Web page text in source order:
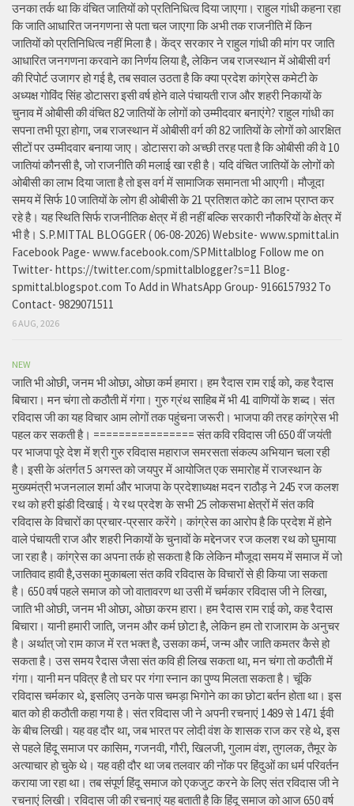
उनका तर्क था कि वंचित जातियों को प्रतिनिधित्व दिया जाएगा। राहुल गांधी कहना रहा
कि जाति आधारित जनगणना से पता चल जाएगा कि अभी तक राजनीति में किन
जातियों को प्रतिनिधित्व नहीं मिला है। केंद्र सरकार ने राहुल गांधी की मांग पर जाति
आधारित जनगणना करवाने का निर्णय लिया है, लेकिन जब राजस्थान में ओबीसी वर्ग
की रिपोर्ट उजागर हो गई है, तब सवाल उठता है कि क्या प्रदेश कांग्रेस कमेटी के
अध्यक्ष गोविंद सिंह डोटासरा इसी वर्ष होने वाले पंचायती राज और शहरी निकायों के
चुनाव में ओबीसी की वंचित 82 जातियों के लोगों को उम्मीदवार बनाएंगे? राहुल गांधी का
सपना तभी पूरा होगा, जब राजस्थान में ओबीसी वर्ग की 82 जातियों के लोगों को आरक्षित
सीटों पर उम्मीदवार बनाया जाए। डोटासरा को अच्छी तरह पता है कि ओबीसी की वे 10
जातियां कौनसी है, जो राजनीति की मलाई खा रही है। यदि वंचित जातियों के लोगों को
ओबीसी का लाभ दिया जाता है तो इस वर्ग में सामाजिक समानता भी आएगी। मौजूदा
समय में सिर्फ 10 जातियों के लोग ही ओबीसी के 21 प्रतिशत कोटे का लाभ प्राप्त कर
रहे है। यह स्थिति सिर्फ राजनीतिक क्षेत्र में ही नहीं बल्कि सरकारी नौकरियों के क्षेत्र में
भी है। S.P.MITTAL BLOGGER ( 06-08-2026) Website- www.spmittal.in
Facebook Page- www.facebook.com/SPMittalblog Follow me on
Twitter- https://twitter.com/spmittalblogger?s=11 Blog-
spmittal.blogspot.com To Add in WhatsApp Group- 9166157932 To
Contact- 9829071511
6 AUG, 2026
NEW
जाति भी ओछी, जनम भी ओछा, ओछा कर्म हमारा। हम रैदास राम राई को, कह रैदास
बिचारा। मन चंगा तो कठौती में गंगा। गुरु ग्रंथ साहिब में भी 41 वाणियों के शब्द। संत
रविदास जी का यह विचार आम लोगों तक पहुंचना जरूरी। भाजपा की तरह कांग्रेस भी
पहल कर सकती है। ================ संत कवि रविदास जी 650 वीं जयंती
पर भाजपा पूरे देश में श्री गुरु रविदास महाराज समरसता संकल्प अभियान चला रही
है। इसी के अंतर्गत 5 अगस्त को जयपुर में आयोजित एक समारोह में राजस्थान के
मुख्यमंत्री भजनलाल शर्मा और भाजपा के प्रदेशाध्यक्ष मदन राठौड़ ने 245 रज कलश
रथ को हरी झंडी दिखाई। ये रथ प्रदेश के सभी 25 लोकसभा क्षेत्रों में संत कवि
रविदास के विचारों का प्रचार-प्रसार करेंगे। कांग्रेस का आरोप है कि प्रदेश में होने
वाले पंचायती राज और शहरी निकायों के चुनावों के मद्देनजर रज कलश रथ को घुमाया
जा रहा है। कांग्रेस का अपना तर्क हो सकता है कि लेकिन मौजूदा समय में समाज में जो
जातिवाद हावी है,उसका मुकाबला संत कवि रविदास के विचारों से ही किया जा सकता
है। 650 वर्ष पहले समाज को जो वातावरण था उसी में चर्मकार रविदास जी ने लिखा,
जाति भी ओछी, जनम भी ओछा, ओछा करम हारा। हम रैदास राम राई को, कह रैदास
बिचारा। यानी हमारी जाति, जनम और कर्म छोटा है, लेकिन हम तो राजाराम के अनुचर
है। अर्थात् जो राम काज में रत भक्त है, उसका कर्म, जन्म और जाति कमतर कैसे हो
सकता है। उस समय रैदास जैसा संत कवि ही लिख सकता था, मन चंगा तो कठौती में
गंगा। यानी मन पवित्र है तो घर पर गंगा स्नान का पुण्य मिलता सकता है। चूंकि
रविदास चर्मकार थे, इसलिए उनके पास चमड़ा भिगोने का का छोटा बर्तन होता था। इस
बात को ही कठौती कहा गया है। संत रविदास जी ने अपनी रचनाएं 1489 से 1471 ईवी
के बीच लिखी। यह वह दौर था, जब भारत पर लोदी वंश के शासक राज कर रहे थे, इस
से पहले हिंदू समाज पर कासिम, गजनवी, गौरी, खिलजी, गुलाम वंश, तुगलक, तैमूर के
अत्याचार हो चुके थे। यह वही दौर था जब तलवार की नोंक पर हिंदुओं का धर्म परिवर्तन
कराया जा रहा था। तब संपूर्ण हिंदू समाज को एकजुट करने के लिए संत रविदास जी ने
रचनाएं लिखी। रविदास जी की रचनाएं यह बताती है कि हिंदू समाज को आज 650 वर्ष